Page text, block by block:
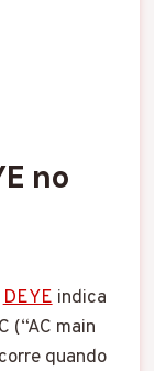
no
DEYEindica
(“AC main
quando